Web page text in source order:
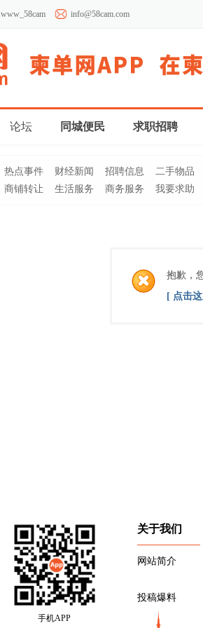
www_58cam info@58cam.com
论坛 同城便民 求职招聘
热点事件 财经新闻 招聘信息 二手物品
商铺转让 生活服务 商务服务 我要求助
抱歉，
[ 点击
手机APP
关于我们
网站简介
投稿爆料